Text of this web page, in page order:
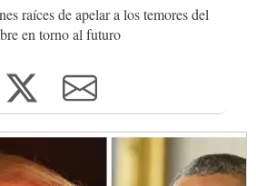
raíces de apelar a los temores del
en torno al futuro